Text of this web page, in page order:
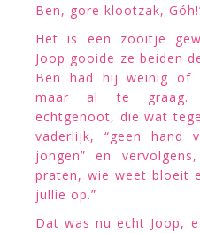
Ben, gore klootzak,
Het is een zooitje
Joop gooide ze beiden
Ben had hij weinig of
maar al te graag.
echtgenoot, die wat
vaderlijk, “geen hand
jongen” en
praten, wie weet bloeit
jullie op.”
Dat was nu echt Joop,